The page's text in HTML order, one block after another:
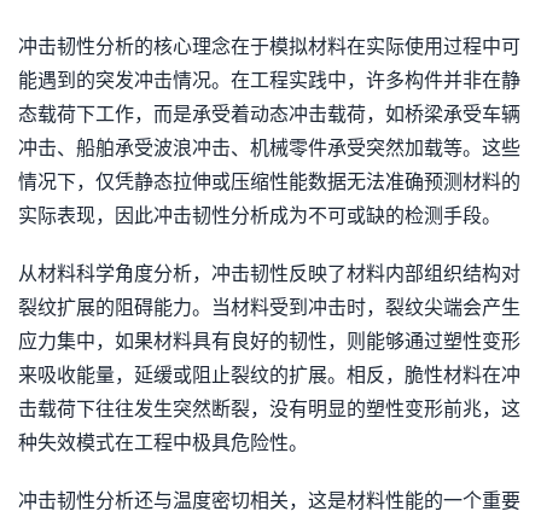
冲击韧性分析的核心理念在于模拟材料在实际使用过程中可
能遇到的突发冲击情况。在工程实践中，许多构件并非在静
态载荷下工作，而是承受着动态冲击载荷，如桥梁承受车辆
冲击、船舶承受波浪冲击、机械零件承受突然加载等。这些
情况下，仅凭静态拉伸或压缩性能数据无法准确预测材料的
实际表现，因此冲击韧性分析成为不可或缺的检测手段。
从材料科学角度分析，冲击韧性反映了材料内部组织结构对
裂纹扩展的阻碍能力。当材料受到冲击时，裂纹尖端会产生
应力集中，如果材料具有良好的韧性，则能够通过塑性变形
来吸收能量，延缓或阻止裂纹的扩展。相反，脆性材料在冲
击载荷下往往发生突然断裂，没有明显的塑性变形前兆，这
种失效模式在工程中极具危险性。
冲击韧性分析还与温度密切相关，这是材料性能的一个重要